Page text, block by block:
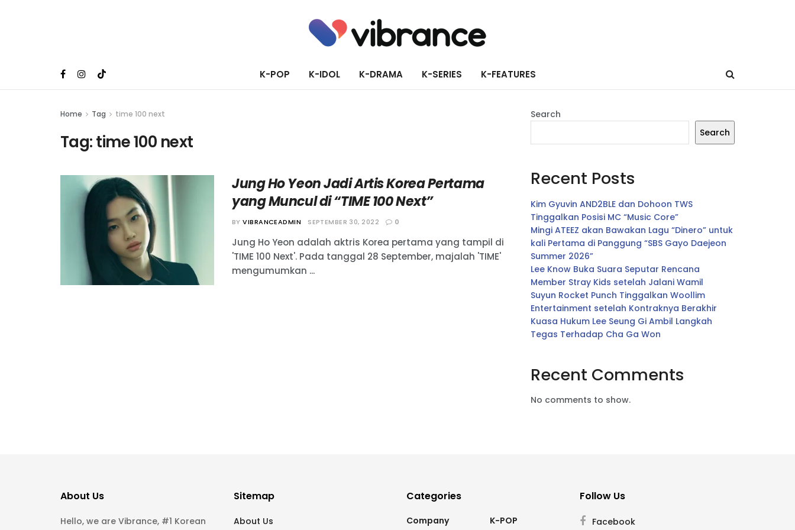
K-POP K-IDOL K-DRAMA K-SERIES K-FEATURES
Home Tag time 100 next
Tag:time 100 next
Jung Ho Yeon Jadi Artis Korea Pertama
yang Muncul di “TIME 100 Next”
BY VIBRANCEADMIN SEPTEMBER 30, 2022 0
Jung Ho Yeon adalah aktris Korea pertama yang tampil di
'TIME 100 Next'. Pada tanggal 28 September, majalah 'TIME'
mengumumkan ...
Search
Search
Recent Posts
Kim Gyuvin AND2BLE dan Dohoon TWS
Tinggalkan Posisi MC “Music Core”
Mingi ATEEZ akan Bawakan Lagu “Dinero” untuk
kali Pertama di Panggung “SBS Gayo Daejeon
Summer 2026”
Lee Know Buka Suara Seputar Rencana
Member Stray Kids setelah Jalani Wamil
Suyun Rocket Punch Tinggalkan Woollim
Entertainment setelah Kontraknya Berakhir
Kuasa Hukum Lee Seung Gi Ambil Langkah
Tegas Terhadap Cha Ga Won
Recent Comments
No comments to show.
About Us
Hello, we are Vibrance, #1 Korean
Sitemap
About Us
Categories
Company K-POP
Follow Us
Facebook